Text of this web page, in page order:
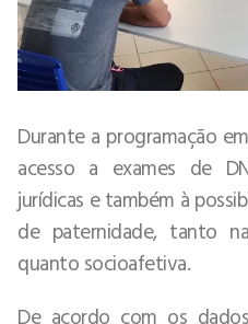
Durante a programação
acesso a exames de
jurídicas e também à
de paternidade, tanto
quanto socioafetiva.
De acordo com os